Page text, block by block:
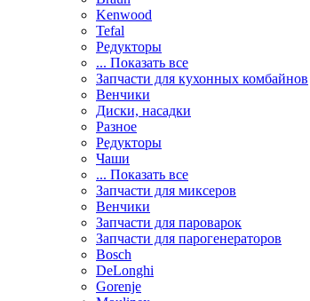
Kenwood
Tefal
Редукторы
... Показать все
Запчасти для кухонных комбайнов
Венчики
Диски, насадки
Разное
Редукторы
Чаши
... Показать все
Запчасти для миксеров
Венчики
Запчасти для пароварок
Запчасти для парогенераторов
Bosch
DeLonghi
Gorenje